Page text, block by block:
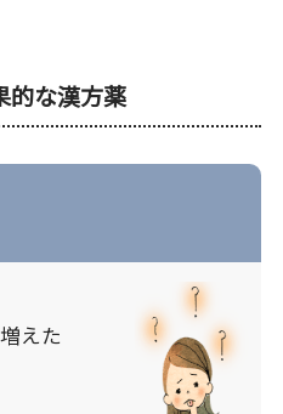
的な漢方薬
えた